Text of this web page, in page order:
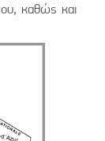
καθώς και